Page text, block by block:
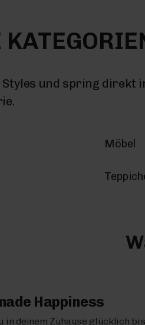
Styles und spring direkt
Möbel
Happiness
in deinem Zuhause glücklich